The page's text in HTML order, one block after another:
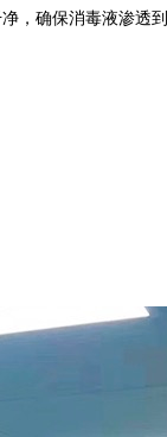
，确保消毒液渗透